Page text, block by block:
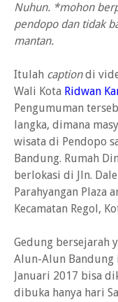
Nuhun. *mohon
pendopo dan tidak
mantan.
Itulah captiondi
Wali Kota Ridwan
Pengumuman
langka, dimana
wisata di Pendopo
Bandung. Rumah
berlokasi di Jln.
Parahyangan Plaza
Kecamatan Regol,
Gedung bersejarah
Alun-Alun Bandung
Januari 2017 bisa
dibuka hanya hari